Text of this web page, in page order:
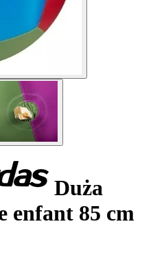
Duża
enfant 85 cm